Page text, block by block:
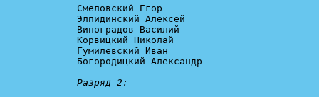
Смеловский Егор
Элпидинский Алексей
Виноградов Василий
Корвицкий Николай
Гумилевский Иван
Богородицкий Александр
Разряд 2: